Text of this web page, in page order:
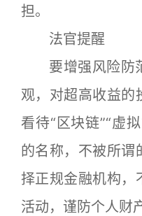
担。
法官提醒
要增强风险防
观，对超高收益的
看待“区块链”“虚
的名称，不被所谓
择正规金融机构，
活动，谨防个人财